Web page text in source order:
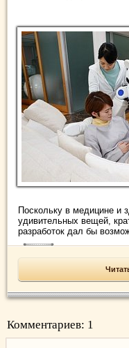
Поскольку в медицине и
удивительных вещей,
разработок дал бы
Комментариев: 1